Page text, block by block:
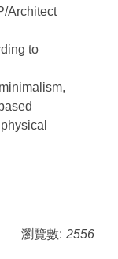
Architect
to
瀏覽數: 2556